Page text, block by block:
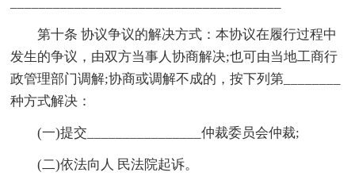
第十条 协议争议的解决方式：本协议在履行过程中
发生的争议，由双方当事人协商解决;也可由当地工商行
政管理部门调解;协商或调解不成的，按下列第________
种方式解决：
(一)提交________________仲裁委员会仲裁;
(二)依法向人 民法院起诉。